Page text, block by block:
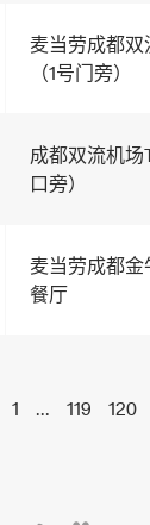
麦当劳成都双
（1号门旁）
成都双流机场
口旁）
麦当劳成都
餐厅
1 ... 119 120